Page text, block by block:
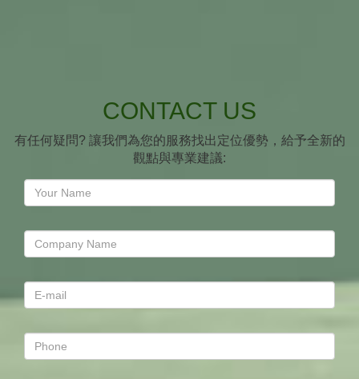
CONTACT US
有任何疑問? 讓我們為您的服務找出定位優勢，給予全新的
觀點與專業建議: